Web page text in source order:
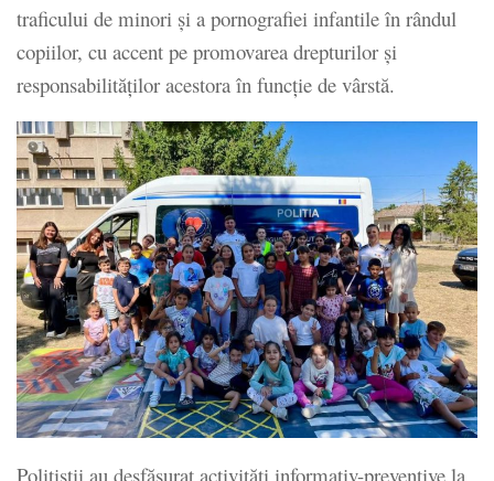
traficului de minori și a pornografiei infantile în rândul
copiilor, cu accent pe promovarea drepturilor și
responsabilităților acestora în funcție de vârstă.
Polițiștii au desfășurat activități informativ-preventive la